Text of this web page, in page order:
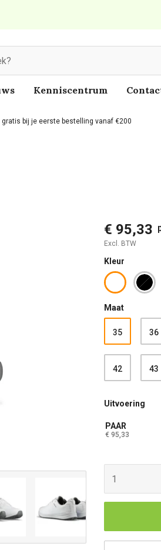
Kenniscentrum
bij je eerste bestelling vanaf €200
€ 95,33
Excl. BTW
Kleur
Maat
35 36
42 43
Uitvoering
PAAR
€ 95,33